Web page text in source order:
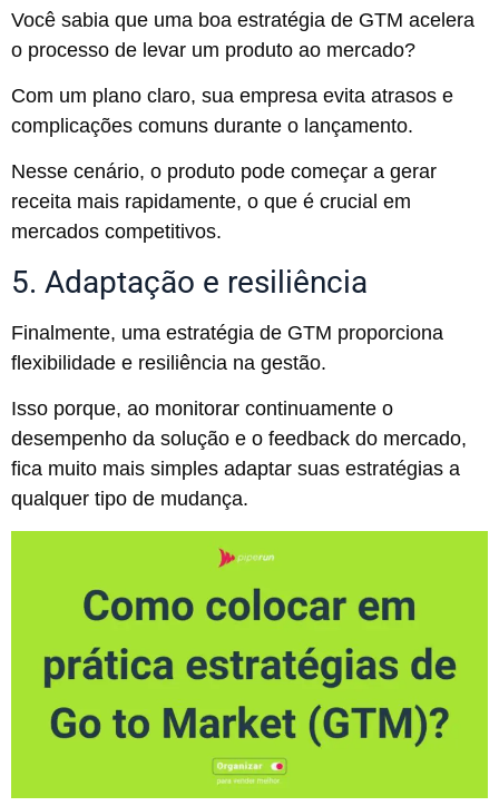
Você sabia que uma boa estratégia de GTM acelera
o processo de levar um produto ao mercado?
Com um plano claro, sua empresa evita atrasos e
complicações comuns durante o lançamento.
Nesse cenário, o produto pode começar a gerar
receita mais rapidamente, o que é crucial em
mercados competitivos.
5. Adaptação e resiliência
Finalmente, uma estratégia de GTM proporciona
flexibilidade e resiliência na gestão.
Isso porque, ao monitorar continuamente o
desempenho da solução e o feedback do mercado,
fica muito mais simples adaptar suas estratégias a
qualquer tipo de mudança.